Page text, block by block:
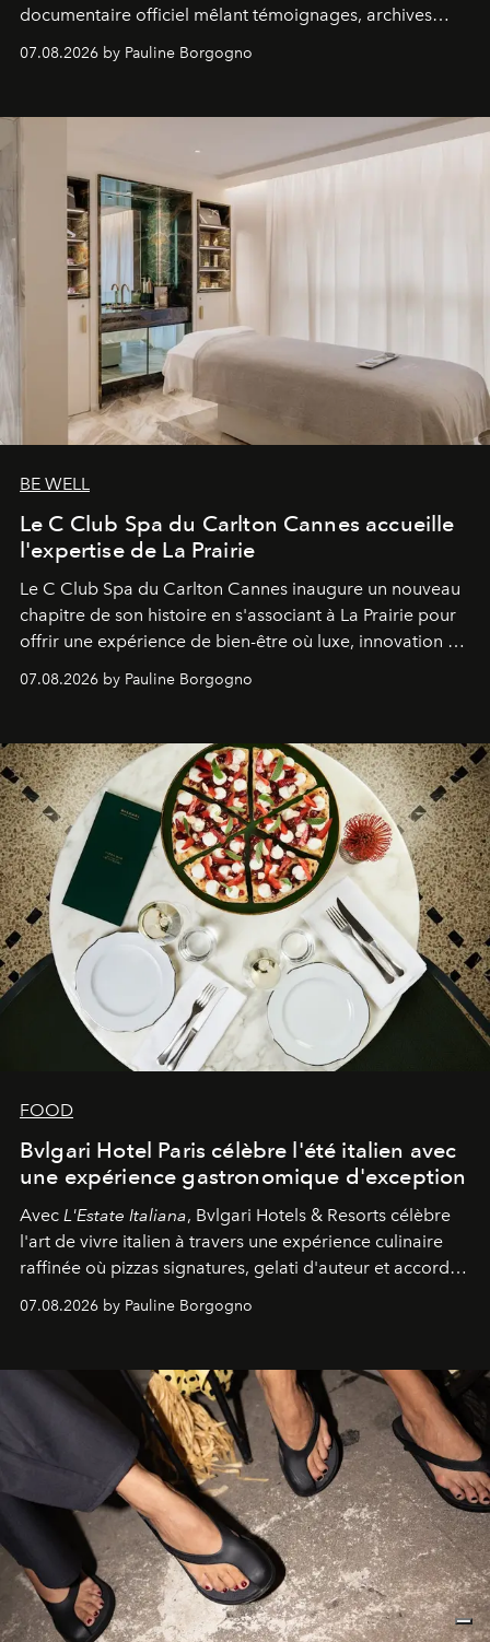
documentaire officiel mêlant témoignages, archives
générationnel.
07.08.2026 by Pauline Borgogno
BE WELL
Le C Club Spa du Carlton Cannes accueille
l'expertise de La Prairie
Le C Club Spa du Carlton Cannes inaugure un nouveau
chapitre de son histoire en s'associant à La Prairie pour
offrir une expérience de bien-être où luxe, innovation et
07.08.2026 by Pauline Borgogno
FOOD
Bvlgari Hotel Paris célèbre l'été italien avec
une expérience gastronomique d'exception
Avec L'Estate Italiana, Bvlgari Hotels & Resorts célèbre
l'art de vivre italien à travers une expérience culinaire
raffinée où pizzas signatures, gelati d'auteur et accords
07.08.2026 by Pauline Borgogno